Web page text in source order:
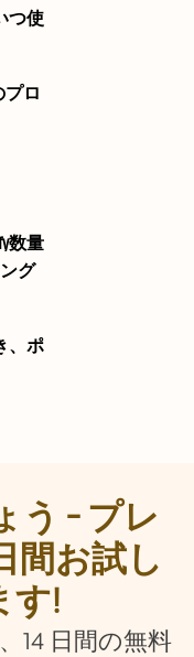
つ使
プロ
数量
グ
、ポ
う – プレ
間お試し
す!
14 日間の無料